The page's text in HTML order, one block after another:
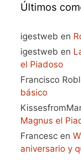
Últimos
igestweb en
igestweb en
el Piadoso
Francisco
básico
Magnus el
Francesc en
aniversario y